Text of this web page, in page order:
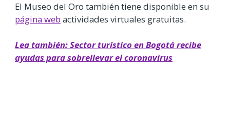
El Museo del Oro también tiene disponible en su
página web actividades virtuales gratuitas.
Lea también: Sector turístico en Bogotá recibe
ayudas para sobrellevar el coronavirus